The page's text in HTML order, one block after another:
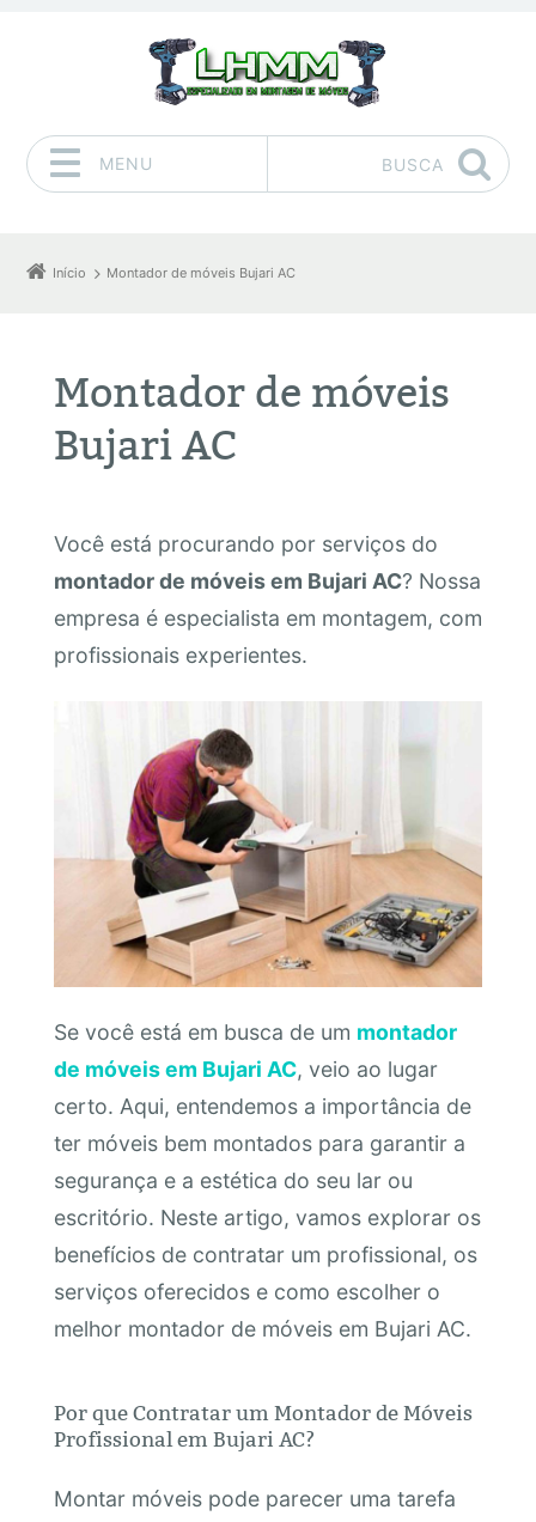
MENU BUSCA
Início Montador de móveis Bujari AC
Montador de móveis
Bujari AC
Você está procurando por serviços do
montador de móveis em Bujari AC? Nossa
empresa é especialista em montagem, com
profissionais experientes.
Se você está em busca de um montador
de móveis em Bujari AC, veio ao lugar
certo. Aqui, entendemos a importância de
ter móveis bem montados para garantir a
segurança e a estética do seu lar ou
escritório. Neste artigo, vamos explorar os
benefícios de contratar um profissional, os
serviços oferecidos e como escolher o
melhor montador de móveis em Bujari AC.
Por que Contratar um Montador de Móveis
Profissional em Bujari AC?
Montar móveis pode parecer uma tarefa